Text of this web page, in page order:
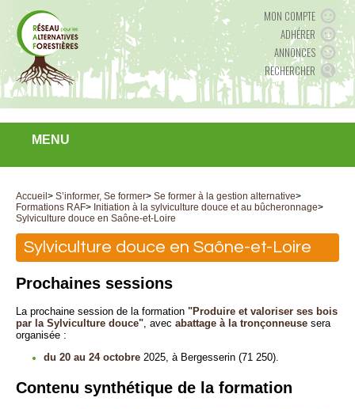
MON COMPTE
ADHÉRER
ANNONCES
RECHERCHER
MENU
Accueil > S’informer, Se former> Se former à la gestion alternative>
Formations RAF> Initiation à la sylviculture douce et au bûcheronnage>
Sylviculture douce en Saône-et-Loire
Sylviculture douce en Saône-et-Loire
Prochaines sessions
La prochaine session de la formation "Produire et valoriser ses bois
par la Sylviculture douce", avec abattage à la tronçonneuse sera
organisée :
du 20 au 24 octobre2025, à Bergesserin (71 250).
Contenu synthétique de la formation